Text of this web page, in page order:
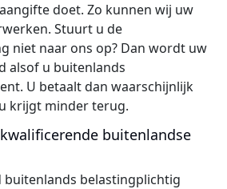
doet. Zo kunnen wij uw
Stuurt u de
niet naar ons op? Dan wordt uw
alsof u buitenlands
U betaalt dan waarschijnlijk
krijgt minder terug.
buitenlandse
buitenlands belastingplichtig